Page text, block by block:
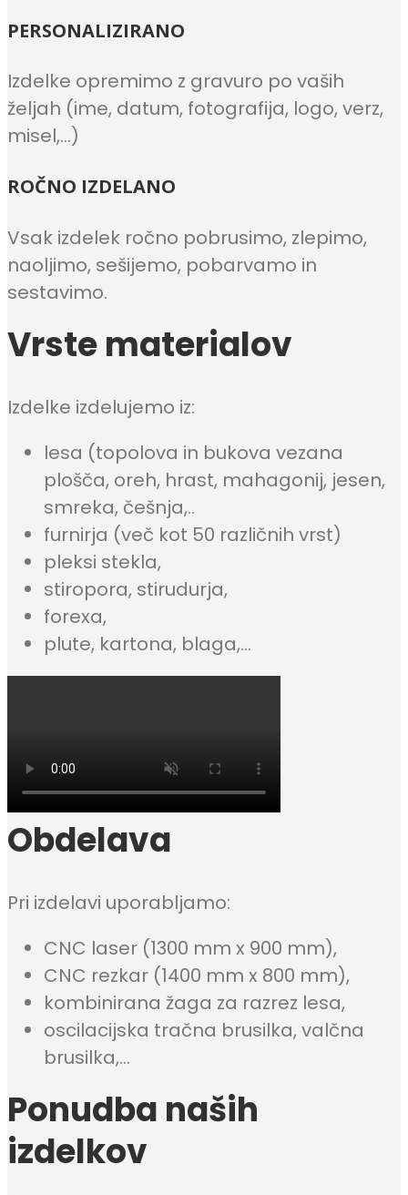
PERSONALIZIRANO
Izdelke opremimo z gravuro po vaših
željah (ime, datum, fotografija, logo, verz,
misel,…)
ROČNO IZDELANO
Vsak izdelek ročno pobrusimo, zlepimo,
naoljimo, sešijemo, pobarvamo in
sestavimo.
Vrste materialov
Izdelke izdelujemo iz:
lesa (topolova in bukova vezana
plošča, oreh, hrast, mahagonij, jesen,
smreka, češnja,..
furnirja (več kot 50 različnih vrst)
pleksi stekla,
stiropora, stirudurja,
forexa,
plute, kartona, blaga,…
Obdelava
Pri izdelavi uporabljamo:
CNC laser (1300 mm x 900 mm),
CNC rezkar (1400 mm x 800 mm),
kombinirana žaga za razrez lesa,
oscilacijska tračna brusilka, valčna
brusilka,…
Ponudba naših
izdelkov